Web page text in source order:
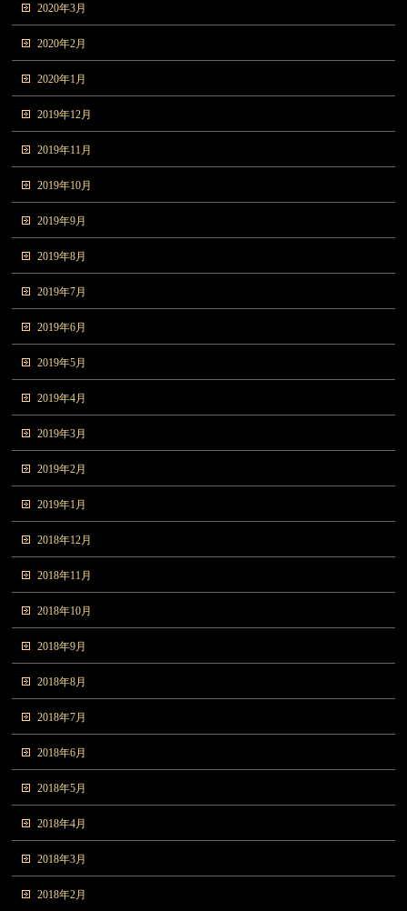
2020年3月
2020年2月
2020年1月
2019年12月
2019年11月
2019年10月
2019年9月
2019年8月
2019年7月
2019年6月
2019年5月
2019年4月
2019年3月
2019年2月
2019年1月
2018年12月
2018年11月
2018年10月
2018年9月
2018年8月
2018年7月
2018年6月
2018年5月
2018年4月
2018年3月
2018年2月